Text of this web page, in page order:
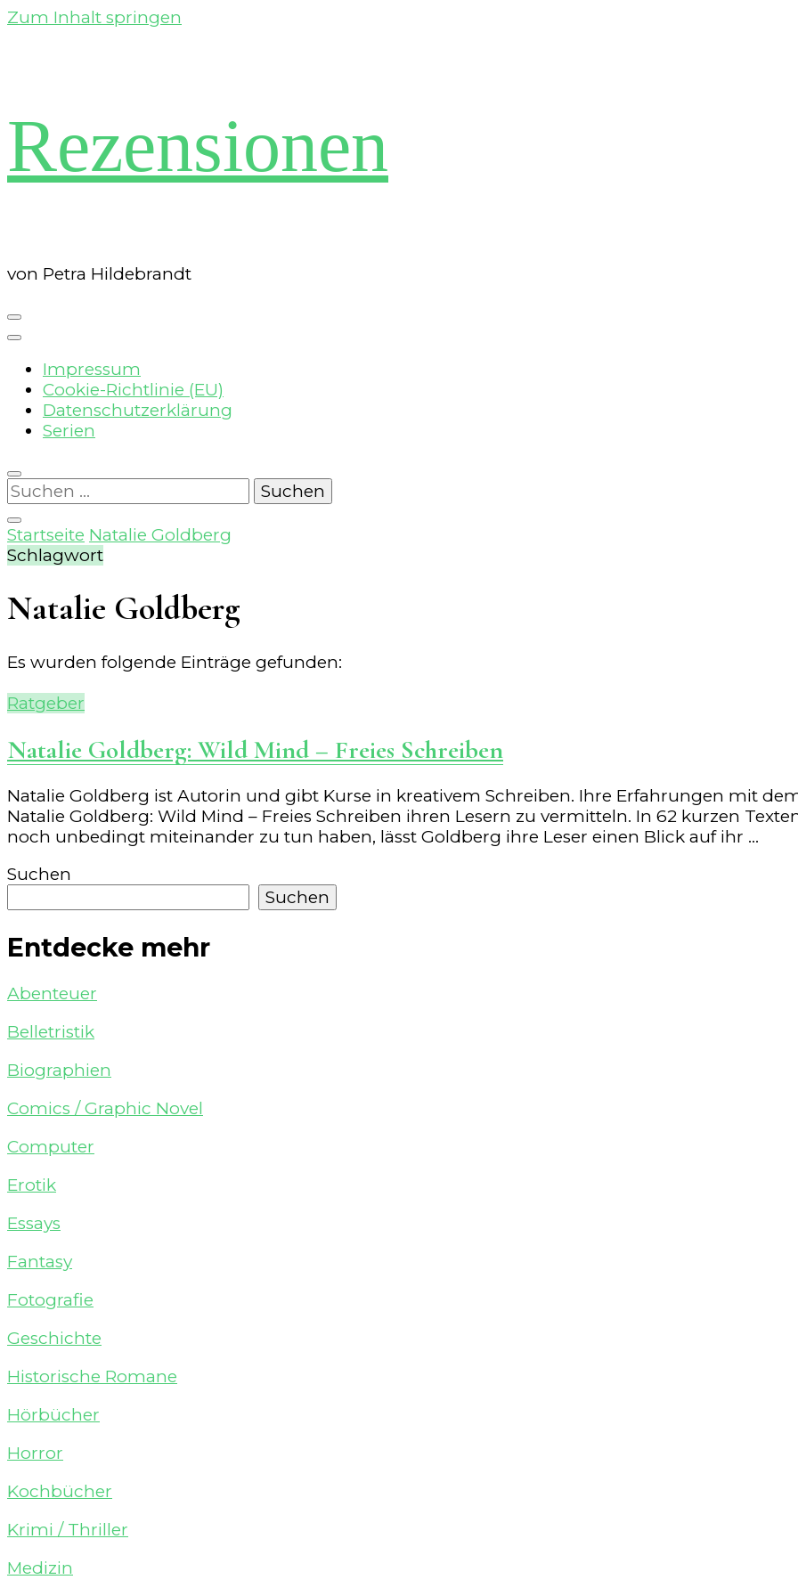
Zum Inhalt springen
Rezensionen
von Petra Hildebrandt
Impressum
Cookie-Richtlinie (EU)
Datenschutzerklärung
Serien
Suchen
nach:
Startseite Natalie Goldberg
Schlagwort
Natalie Goldberg
Es wurden folgende Einträge gefunden:
Ratgeber
Natalie Goldberg: Wild Mind – Freies Schreiben
Natalie Goldberg ist Autorin und gibt Kurse in kreativem Schreiben. Ihre Erfahrungen mit
Natalie Goldberg: Wild Mind – Freies Schreiben ihren Lesern zu vermitteln. In 62 kurzen
noch unbedingt miteinander zu tun haben, lässt Goldberg ihre Leser einen Blick auf ihr …
Suchen
Suchen
Entdecke mehr
Abenteuer
Belletristik
Biographien
Comics / Graphic Novel
Computer
Erotik
Essays
Fantasy
Fotografie
Geschichte
Historische Romane
Hörbücher
Horror
Kochbücher
Krimi / Thriller
Medizin